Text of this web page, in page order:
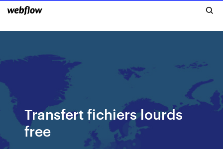
Transfert fichiers lourds
free